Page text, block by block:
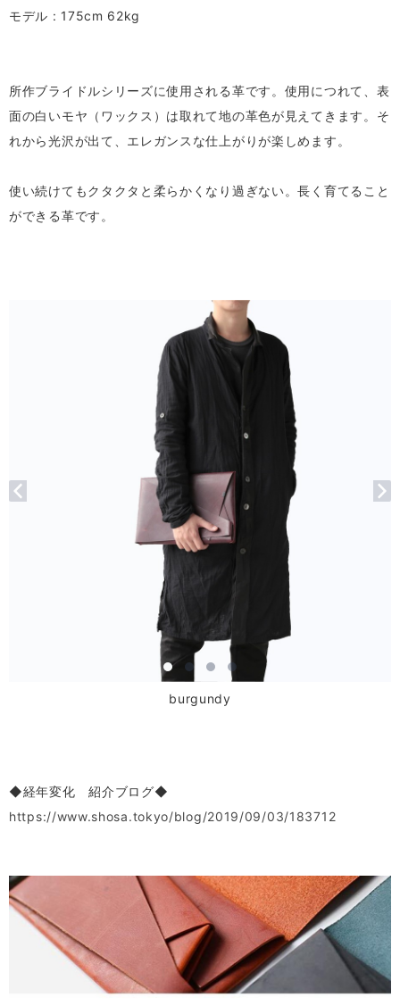
モデル : 175cm 62kg
所作ブライドルシリーズに使用される革です。使用につれて、表
面の白いモヤ（ワックス）は取れて地の革色が見えてきます。そ
れから光沢が出て、エレガンスな仕上がりが楽しめます。
使い続けてもクタクタと柔らかくなり過ぎない。長く育てること
ができる革です。
burgundy
◆経年変化 紹介ブログ◆
https://www.shosa.tokyo/blog/2019/09/03/183712